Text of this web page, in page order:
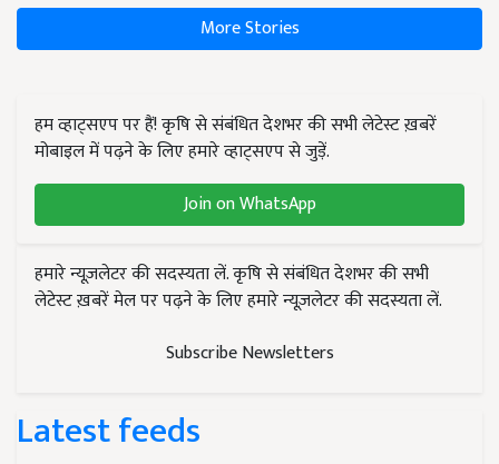
More Stories
हम व्हाट्सएप पर हैं! कृषि से संबंधित देशभर की सभी लेटेस्ट ख़बरें
मोबाइल में पढ़ने के लिए हमारे व्हाट्सएप से जुड़ें.
Join on WhatsApp
हमारे न्यूज़लेटर की सदस्यता लें. कृषि से संबंधित देशभर की सभी
लेटेस्ट ख़बरें मेल पर पढ़ने के लिए हमारे न्यूज़लेटर की सदस्यता लें.
Subscribe Newsletters
Latest feeds